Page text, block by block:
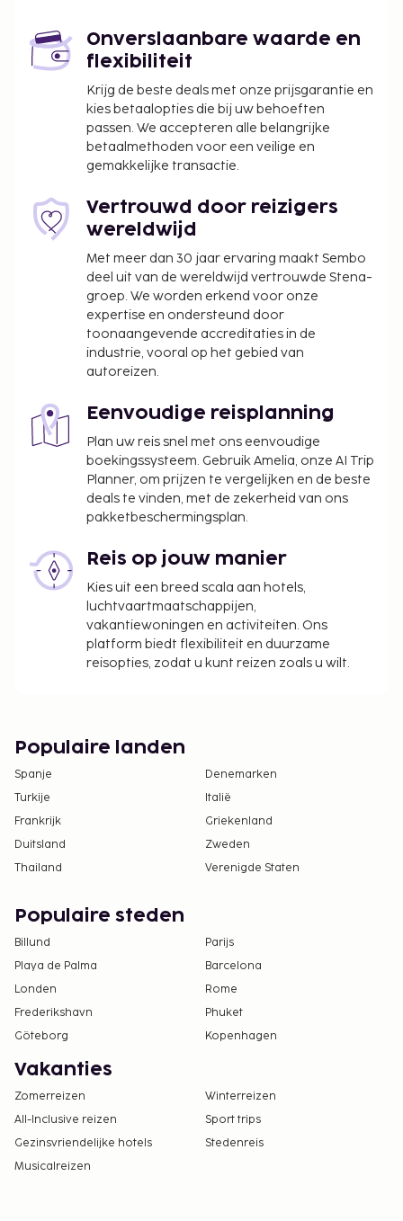
betaling genieten van een lekker uitgebreid ontbijt,
dat geserveerd wordt van 09.00 uur tot 11.00 uur.
Toeslag voor het uitgebreid ontbijt: ca. KES 500
voor volwassenen en ca. KES 500 voor kinderen
Deze lijst is mogelijk niet volledig. Toeslagen en
borgsommen zijn mogelijk excl. btw en kunnen
Je dient vooraf te reserveren voor
spabehandelingen. Reserveringen kun je voor je
aankomt maken als je contact opneemt met
dit hotel via de gegevens in de
boekingsbevestiging.
In deze accommodatie zijn huisdieren en
assistentiedieren niet toegestaan.
Onverslaanbare waarde en
flexibiliteit
Krijg de beste deals met onze prijsgarantie en
kies betaalopties die bij uw behoeften
passen. We accepteren alle belangrijke
betaalmethoden voor een veilige en
gemakkelijke transactie.
Vertrouwd door reizigers
wereldwijd
Met meer dan 30 jaar ervaring maakt Sembo
deel uit van de wereldwijd vertrouwde Stena-
groep. We worden erkend voor onze
expertise en ondersteund door
toonaangevende accreditaties in de
industrie, vooral op het gebied van
autoreizen.
Eenvoudige reisplanning
Plan uw reis snel met ons eenvoudige
boekingssysteem. Gebruik Amelia, onze AI Trip
Planner, om prijzen te vergelijken en de beste
deals te vinden, met de zekerheid van ons
pakketbeschermingsplan.
Reis op jouw manier
Kies uit een breed scala aan hotels,
luchtvaartmaatschappijen,
vakantiewoningen en activiteiten. Ons
platform biedt flexibiliteit en duurzame
reisopties, zodat u kunt reizen zoals u wilt.
Populaire landen
Spanje
Denemarken
Turkije
Italië
Frankrijk
Griekenland
Duitsland
Zweden
Thailand
Verenigde Staten
Populaire steden
Billund
Parijs
Playa de Palma
Barcelona
Londen
Rome
Frederikshavn
Phuket
Göteborg
Kopenhagen
Vakanties
Zomerreizen
Winterreizen
All-Inclusive reizen
Sport trips
Gezinsvriendelijke hotels
Stedenreis
Musicalreizen